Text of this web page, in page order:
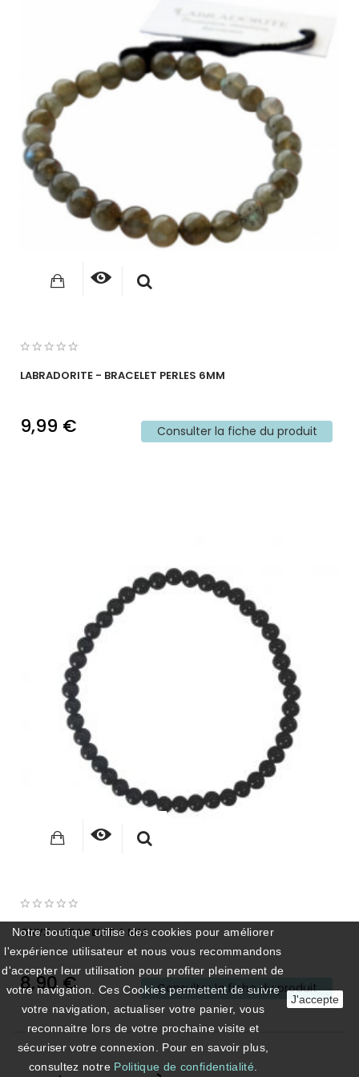
LABRADORITE - BRACELET PERLES 6MM
9,99 € Consulter la fiche du produit
ONYX - BRACELET 4 MM
8,90 € Consulter la fiche du produit
Notre boutique utilise des cookies pour améliorer
l'expérience utilisateur et nous vous recommandons
d'accepter leur utilisation pour profiter pleinement de
votre navigation. Ces Cookies permettent de suivre
votre navigation, actualiser votre panier, vous
reconnaitre lors de votre prochaine visite et
sécuriser votre connexion. Pour en savoir plus,
consultez notre Politique de confidentialité
J'accepte